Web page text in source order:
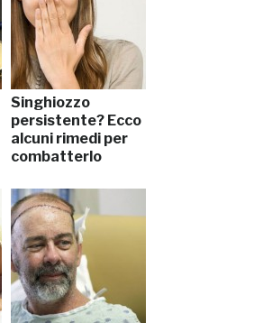
Singhiozzo
persistente? Ecco
alcuni rimedi per
combatterlo